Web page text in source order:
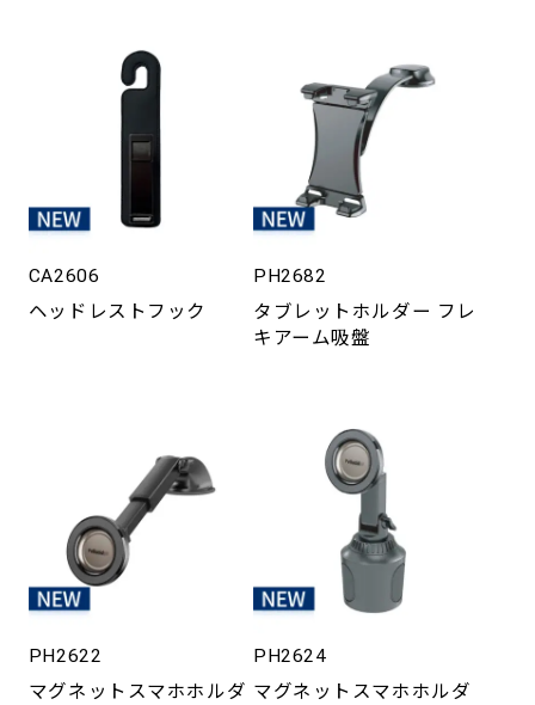
CA2606
ヘッドレストフック
PH2682
タブレットホルダー フレ
キアーム吸盤
PH2622
マグネットスマホホルダ
PH2624
マグネットスマホホルダ